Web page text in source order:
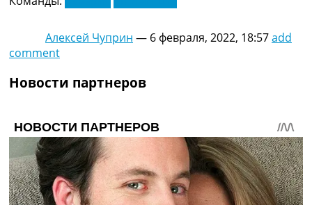
Таблицы
Украина. Премьер-Лига
Англия. Премьер-Лига
Все таблицы >>>
Рейтинги
Рейтинг стран УЕФА
Рейтинг клубов УЕФА
Рейтинг ФИФА
ТВ программа
Алексей Чуприн — 6 февраля, 2022, 18:57add
comment
Новости партнеров